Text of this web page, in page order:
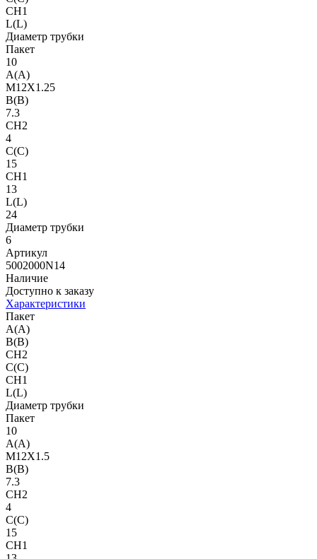
CH1
L(L)
Диаметр трубки
Пакет
10
A(A)
M12X1.25
B(B)
7.3
CH2
4
C(C)
15
CH1
13
L(L)
24
Диаметр трубки
6
Артикул
5002000N14
Наличие
Доступно к заказу
Характеристики
Пакет
A(A)
B(B)
CH2
C(C)
CH1
L(L)
Диаметр трубки
Пакет
10
A(A)
M12X1.5
B(B)
7.3
CH2
4
C(C)
15
CH1